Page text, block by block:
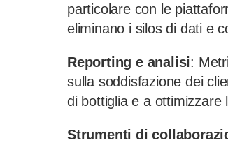
particolare con le
eliminano i silos di dati e
Reporting e analisi:
sulla soddisfazione dei
di bottiglia e a ottimizzare
Strumenti di